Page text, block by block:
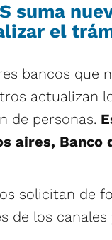
suma
el
bancos
actualizan
de personas.
aires, Banco
solicitan de
de los